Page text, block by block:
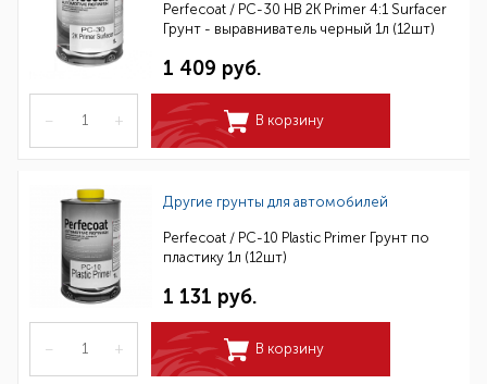
Perfecoat / PC-30 HB 2K Primer 4:1 Surfacer
Грунт - выравниватель черный 1л (12шт)
1 409 руб.
– + В корзину
Другие грунты для автомобилей
Perfecoat / PC-10 Plastic Primer Грунт по
пластику 1л (12шт)
1 131 руб.
– + В корзину